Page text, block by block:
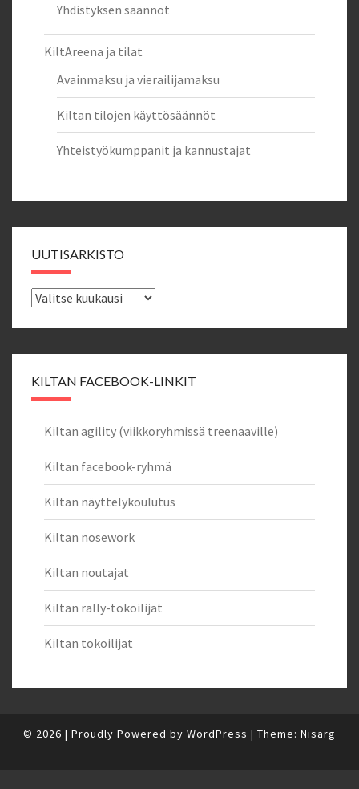
Yhdistyksen säännöt
KiltAreena ja tilat
Avainmaksu ja vierailijamaksu
Kiltan tilojen käyttösäännöt
Yhteistyökumppanit ja kannustajat
UUTISARKISTO
Uutisarkisto
KILTAN FACEBOOK-LINKIT
Kiltan agility (viikkoryhmissä treenaaville)
Kiltan facebook-ryhmä
Kiltan näyttelykoulutus
Kiltan nosework
Kiltan noutajat
Kiltan rally-tokoilijat
Kiltan tokoilijat
© 2026 | Proudly Powered by WordPress | Theme: Nisarg